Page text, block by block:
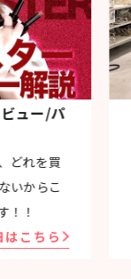
骨格タイ
はこちら